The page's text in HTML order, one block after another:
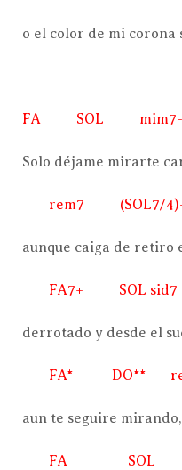
o el color de mi corona
FA SOL mim7-
Solo déjame mirarte
rem7 (SOL7/4)-
aunque caiga de retiro
FA7+ SOL
derrotado y desde el
FA* DO**
aun te seguire
FA SOL